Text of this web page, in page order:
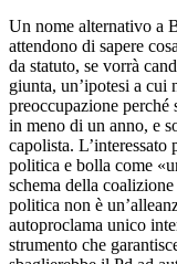
Un nome alternativo a
attendono di sapere
da statuto, se vorrà
giunta, un’ipotesi a cui
preoccupazione perché
in meno di un anno, e
capolista.
politica e bolla come
schema della
politica non è
autoproclama unico
strumento che